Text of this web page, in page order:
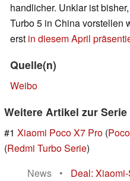
handlicher. Unklar ist
Turbo 5 in China vorstellen
erst in diesem April
Quelle(n)
Weibo
Weitere Artikel zur Serie
#1 Xiaomi Poco X7 Pro (
(Redmi Turbo Serie)
News
•
Deal: